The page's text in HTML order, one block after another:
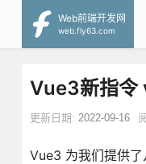
Web前端开发网
web.fly63.com
Vue3新指令
更新日期: 2022-09-16
Vue3 为我们提供了